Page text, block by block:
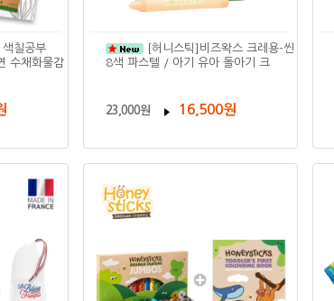
칠공부
수채화물감
[허니스틱]비즈왁스 크레용-씬
8색 파스텔 / 아기 유아 돌아기 크
23,000원 16,500원